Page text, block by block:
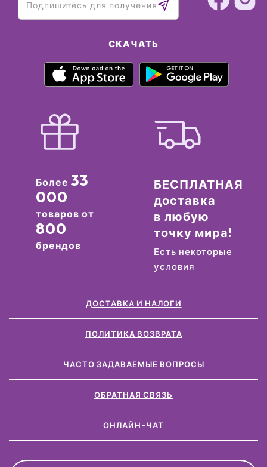
СКАЧАТЬ
Более 33
000
товаров от
800
брендов
БЕСПЛАТНАЯ
доставка
в любую
точку мира!
Есть некоторые
условия
ДОСТАВКА И НАЛОГИ
ПОЛИТИКА ВОЗВРАТА
ЧАСТО ЗАДАВАЕМЫЕ ВОПРОСЫ
ОБРАТНАЯ СВЯЗЬ
ОНЛАЙН-ЧАТ